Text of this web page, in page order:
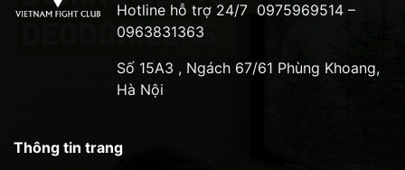
Hotline hỗ trợ 24/7 0975969514 –
0963831363
Số 15A3 , Ngách 67/61 Phùng Khoang,
Hà Nội
Thông tin trang